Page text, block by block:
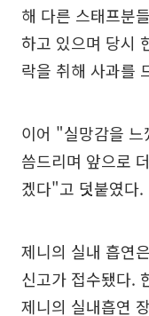
해 다른 스태프분
하고 있으며 당시
락을 취해 사과를
이어 "실망감을 느
씀드리며 앞으로
겠다"고 덧붙였다.
제니의 실내 흡연
신고가 접수됐다.
제니의 실내흡연